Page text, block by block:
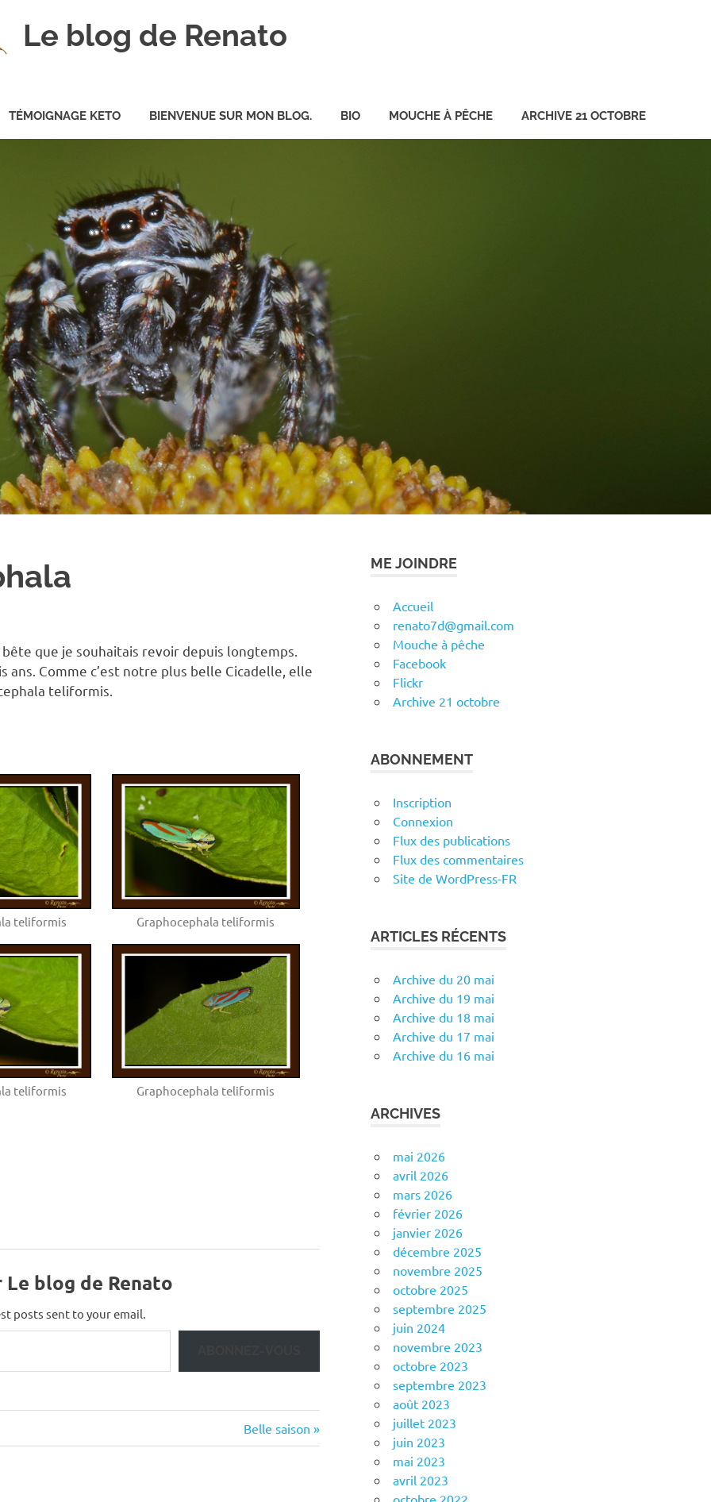
Le blog de Renato
TÉMOIGNAGE KETO
BIENVENUE SUR MON BLOG. BIO MOUCHE À PÊCHE ARCHIVE 21 OCTOBRE
que je souhaitais revoir depuis longtemps.
Comme c’est notre plus belle Cicadelle, elle
teliformis.
teliformis Graphocephala teliformis
teliformis Graphocephala teliformis
Le blog de Renato
posts sent to your email.
Next
Post:
Belle saison
ME JOINDRE
Accueil
renato7d@gmail.com
Mouche à pêche
Facebook
Flickr
Archive 21 octobre
ABONNEMENT
Inscription
Connexion
Flux des publications
Flux des commentaires
Site de WordPress-FR
ARTICLES RÉCENTS
Archive du 20 mai
Archive du 19 mai
Archive du 18 mai
Archive du 17 mai
Archive du 16 mai
ARCHIVES
mai 2026
avril 2026
mars 2026
février 2026
janvier 2026
décembre 2025
novembre 2025
octobre 2025
septembre 2025
juin 2024
novembre 2023
octobre 2023
septembre 2023
août 2023
juillet 2023
juin 2023
mai 2023
avril 2023